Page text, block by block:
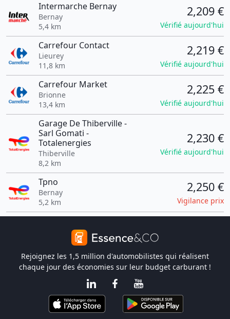
Intermarche Bernay
Bernay
5,4 km
2,209 €
Vérifié aujourd'hui
Carrefour Contact
Lieurey
11,8 km
2,219 €
Vérifié aujourd'hui
Carrefour Market
Brionne
13,4 km
2,225 €
Vérifié aujourd'hui
Garage De Thiberville -
Sarl Gomati -
Totalenergies
Thiberville
8,2 km
2,230 €
Vérifié aujourd'hui
Tpno
Bernay
5,2 km
2,250 €
Vigilance prix
Rejoignez les 1,5 million d'automobilistes qui réalisent
chaque jour des économies sur leur budget carburant !